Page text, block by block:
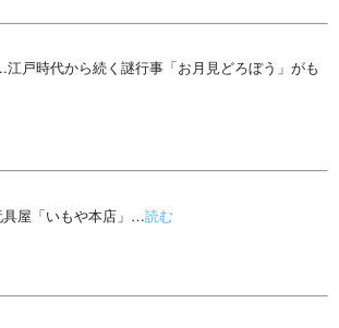
戸時代から続く謎行事「お月見どろぼう」がも
屋「いもや本店」…読む